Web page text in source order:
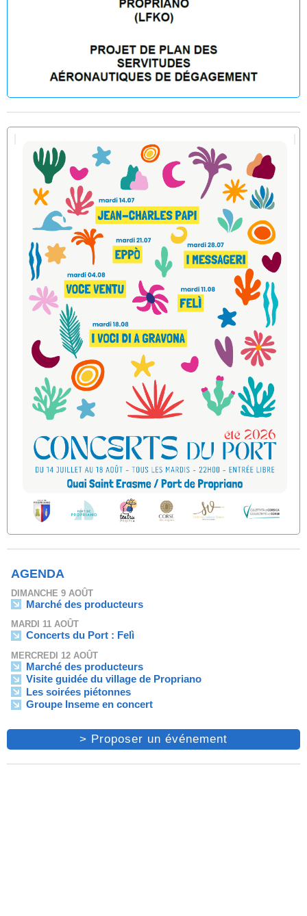
AGENDA
DIMANCHE 9 AOÛT
Marché des producteurs
MARDI 11 AOÛT
Concerts du Port : Felì
MERCREDI 12 AOÛT
Marché des producteurs
Visite guidée du village de Propriano
Les soirées piétonnes
Groupe Inseme en concert
> Proposer un événement